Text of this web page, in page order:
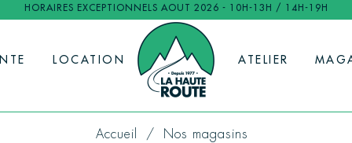
HORAIRES EXCEPTIONNELS AOUT 2026 - 10H-13H / 14H-19H
LOCATION ATELIER
Accueil Nos magasins